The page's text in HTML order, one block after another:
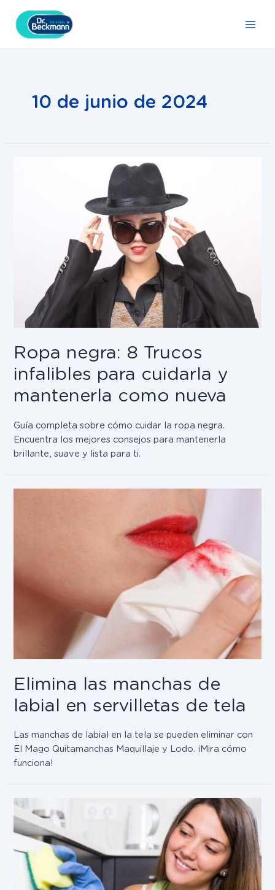
contenido
10 de junio de 2024
Ropa negra: 8 Trucos
infalibles para cuidarla y
mantenerla como nueva
Guía completa sobre cómo cuidar la ropa negra.
Encuentra los mejores consejos para mantenerla
brillante, suave y lista para ti.
Elimina las manchas de
labial en servilletas de tela
Las manchas de labial en la tela se pueden eliminar con
El Mago Quitamanchas Maquillaje y Lodo. ¡Mira cómo
funciona!